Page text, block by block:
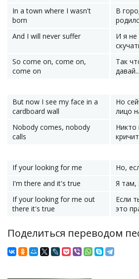
In a town where I wasn't
born
В
And I will never suffer
И я не
So come on, come on,
come on
Так
давай...
But now I see my face in a
cardboard wall
Но
лицо
Nobody comes, nobody
calls
Никто
If your looking for me
Но,
I'm there and it's true
Я там,
If your looking for me out
there it's true
Если
это
Поделиться переводом